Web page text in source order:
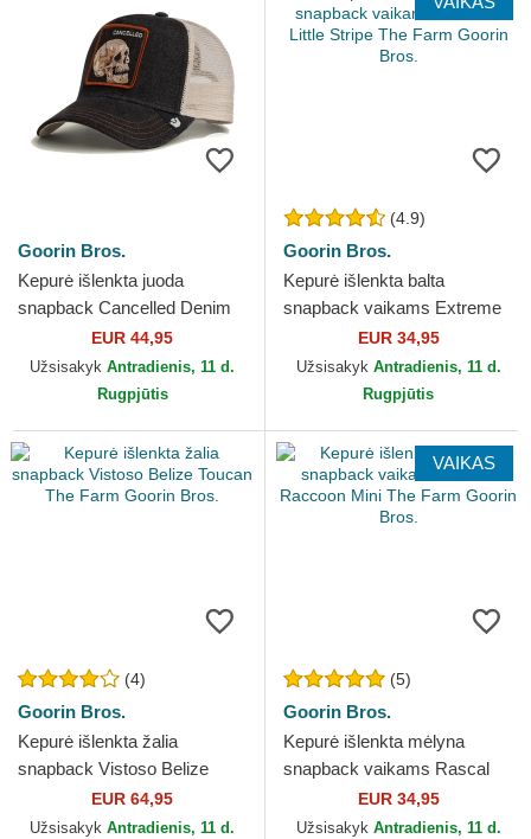
Goorin Bros.
Kepurė išlenkta juoda
snapback Cancelled Denim
Skull The Farm Goorin Bros.
EUR 44,95
Užsisakyk Antradienis, 11 d.
Rugpjūtis
(4.9)
Goorin Bros.
Kepurė išlenkta balta
snapback vaikams Extreme
Little Stripe The Farm Goorin
Bros.
EUR 34,95
Užsisakyk Antradienis, 11 d.
Rugpjūtis
(4)
Goorin Bros.
Kepurė išlenkta žalia
snapback Vistoso Belize
Toucan The Farm Goorin
Bros.
EUR 64,95
Užsisakyk Antradienis, 11 d.
VAIKAS
(5)
Goorin Bros.
Kepurė išlenkta mėlyna
snapback vaikams Rascal
Raccoon Mini The Farm
Goorin Bros.
EUR 34,95
Užsisakyk Antradienis, 11 d.